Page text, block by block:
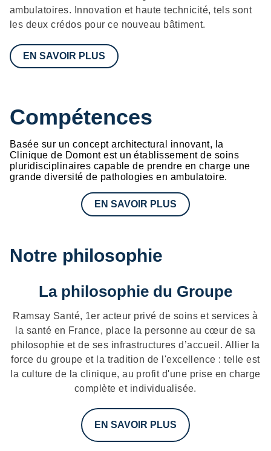
ambulatoires. Innovation et haute technicité, tels sont
les deux crédos pour ce nouveau bâtiment.
EN SAVOIR PLUS
Compétences
Basée sur un concept architectural innovant, la
Clinique de Domont est un établissement de soins
pluridisciplinaires capable de prendre en charge une
grande diversité de pathologies en ambulatoire.
EN SAVOIR PLUS
Notre philosophie
La philosophie du Groupe
Ramsay Santé, 1er acteur privé de soins et services à
la santé en France, place la personne au cœur de sa
philosophie et de ses infrastructures d’accueil. Allier la
force du groupe et la tradition de l'excellence : telle est
la culture de la clinique, au profit d'une prise en charge
complète et individualisée.
EN SAVOIR PLUS